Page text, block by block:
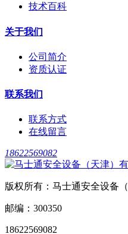
技术百科
关于我们
公司简介
资质认证
联系我们
联系方式
在线留言
18622569082
版权所有：马士通安全设备
邮编：300350
18622569082